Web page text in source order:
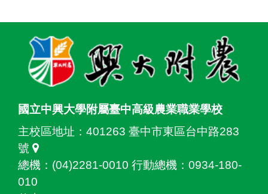
國立中興大學附屬臺中高級農業職業學校
主校區地址： 401263 臺中市東區台中路283
號
總機：(04)2281-0010 行動總機：0934-180-
010